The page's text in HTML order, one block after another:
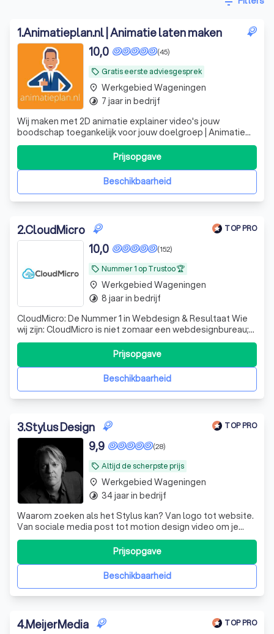
1.Animatieplan.nl | Animatie laten maken
local_offer Gratis eerste adviesgesprek
(45)
10,0
Wij maken met 2D animatie explainer video's jouw
boodschap toegankelijk voor jouw doelgroep | Animatie
laten maken? | Animatieplan.nl
Beschikbaarheid
Prijsopgave
place Werkgebied Wageningen
timelapse 7 jaar in bedrijf
2.CloudMicro TOP PRO
local_offer Nummer 1 op Trustoo 🏆
(152)
10,0
CloudMicro: De Nummer 1 in Webdesign & Resultaat Wie
wij zijn: CloudMicro is niet zomaar een webdesignbureau;
wij zijn de digitale partner voor ondernemers die willen
groeien. Met een passie voor design en een scherp oog
voor conversie creëren wij professionele websites en
webshops die doen waar zeBeschikbaarheid
Prijsopgave
place Werkgebied Wageningen
timelapse 8 jaar in bedrijf
3.Stylus Design TOP PRO
local_offer Altijd de scherpste prijs
(28)
9,9
Waarom zoeken als het Stylus kan? Van logo tot website.
Van sociale media post tot motion design video om je
bedrijf een boost te geven. Service is een speerpunt.
Beschikbaarheid
Prijsopgave
place Werkgebied Wageningen
timelapse 34 jaar in bedrijf
4.MeijerMedia TOP PRO